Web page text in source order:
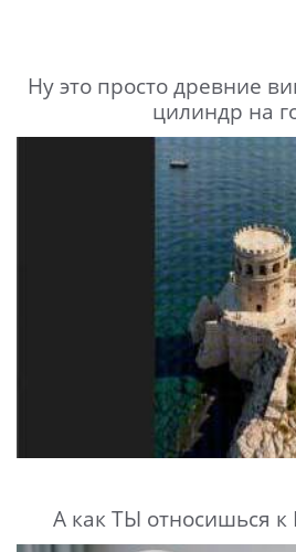
Ну это просто древние
цилиндр на
А как ТЫ относишься